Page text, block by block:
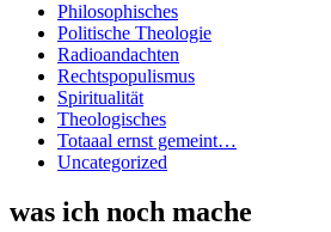
Philosophisches
Politische Theologie
Radioandachten
Rechtspopulismus
Spiritualität
Theologisches
Totaaal ernst gemeint…
Uncategorized
was ich noch mache